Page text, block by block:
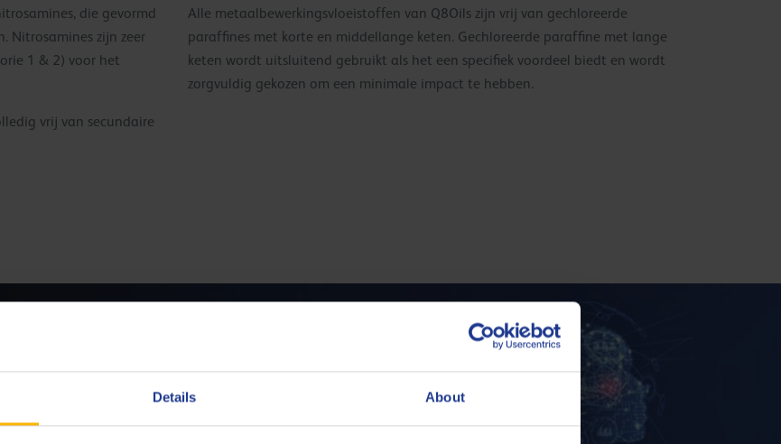
Details About
die gevormd
Nitrosamines zijn zeer
1 & 2) voor het
vrij van secundaire
Alle metaalbewerkingsvloeistoffen van Q8Oils zijn vrij van gechloreerde
paraffines met korte en middellange keten. Gechloreerde paraffine met lange
keten wordt uitsluitend gebruikt als het een specifiek voordeel biedt en wordt
zorgvuldig gekozen om een minimale impact te hebben.